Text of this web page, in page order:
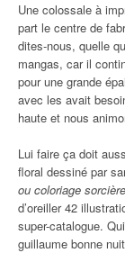
Une colossale à
part le centre de
dites-nous, quelle
mangas, car il
pour une grande
avec les avait
haute et nous
Lui faire ça doit
floral dessiné par
ou coloriage
d’oreiller 42
super-catalogue.
guillaume bonne